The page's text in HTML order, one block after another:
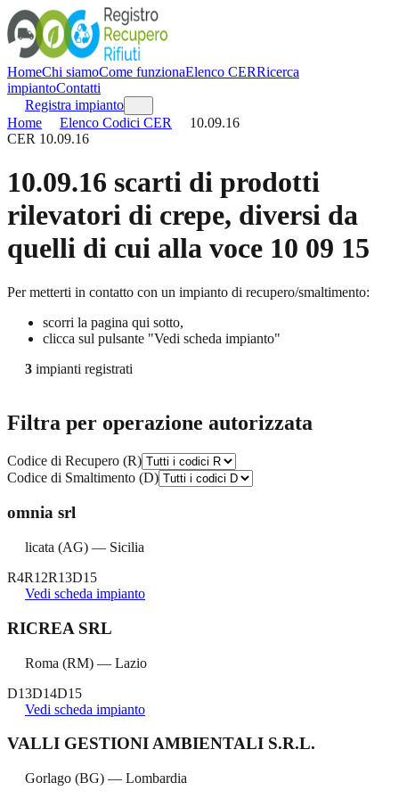
HomeChi siamoCome funzionaElenco CERRicerca
impiantoContatti
Registra impianto
Home
Elenco Codici CER
10.09.16
CER 10.09.16
10.09.16 scarti di prodotti
rilevatori di crepe, diversi da
quelli di cui alla voce 10 09 15
Per metterti in contatto con un impianto di recupero/smaltimento:
scorri la pagina qui sotto,
clicca sul pulsante "Vedi scheda impianto"
3 impianti registrati
Filtra per operazione autorizzata
Codice di Recupero (R)
Codice di Smaltimento (D)
omnia srl
licata (AG) — Sicilia
R4R12R13D15
Vedi scheda impianto
RICREA SRL
Roma (RM) — Lazio
D13D14D15
Vedi scheda impianto
VALLI GESTIONI AMBIENTALI S.R.L.
Gorlago (BG) — Lombardia